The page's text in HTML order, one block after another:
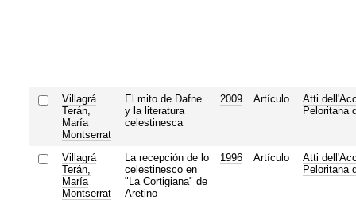
Villagrá
Terán,
María
Montserrat
El mito de Dafne
y la literatura
celestinesca
2009 Artículo
Atti
Peloritana
Villagrá
Terán,
María
Montserrat
La recepción de lo
celestinesco en
"La Cortigiana" de
Aretino
1996 Artículo
Atti
Peloritana